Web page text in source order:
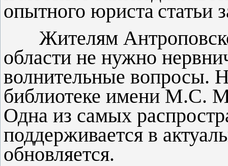
опытного юриста статьи
Жителям
области не нужно
волнительные вопросы.
библиотеке имени М.С.
Одна из самых
поддерживается в
обновляется.